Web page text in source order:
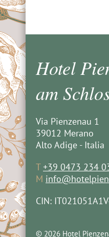
Hotel
am
Via Pienzenau 1
39012 Merano
Alto Adige - Italia
T+39 0473 234
M
CIN:
© 2026 Hotel